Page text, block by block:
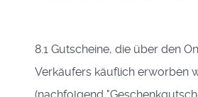
8.1 Gutscheine, die über den
Verkäufers käuflich erworben